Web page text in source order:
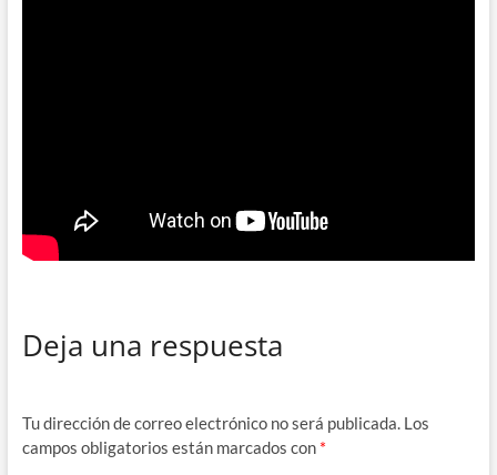
Deja una respuesta
Tu dirección de correo electrónico no será publicada. Los
campos obligatorios están marcados con *